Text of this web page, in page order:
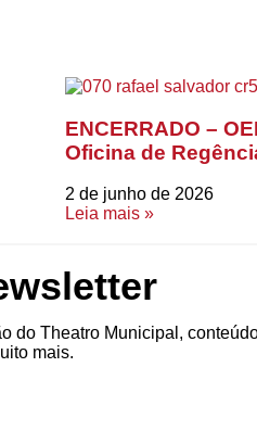
ENCERRADO –
Oficina de
2 de junho de 2026
Leia mais »
do Theatro Municipal,
mais.